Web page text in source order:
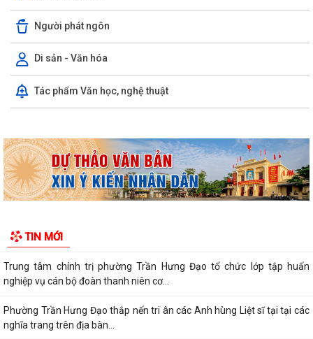
Người phát ngôn
Di sản - Văn hóa
Tác phẩm Văn học, nghệ thuật
TIN MỚI
Kỳ họp thứ ba (kỳ họp thường lệ giữa năm 2026) Hội đồng nhân dân
phường Trần Hưng Đạo khóa II,...
Phường Trần Hưng Đạo tham dự hội nghị toàn quốc nghiên cứu, học
tập, quán triệt và triển khai thực...
Khai mạc giải bóng đá U13 phường Trần Hưng Đạo hè năm 2026.
Hưng Đạo tiếp xúc đối thoại trực...
Trung tâm chính trị phường Trần Hưng Đạo tổ chức lớp tập huấn
nghiệp vụ cán bộ đoàn thanh niên cơ...
Phường Trần Hưng Đạo thắp nến tri ân các Anh hùng Liệt sĩ tại tại các
nghĩa trang trên địa bàn...